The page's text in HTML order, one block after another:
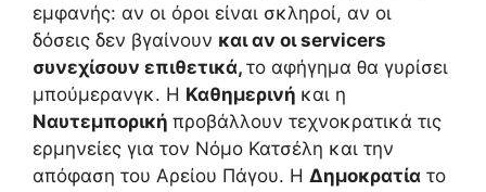
εμφανής: αν οι όροι είναι σκληροί, αν οι
δόσεις δεν βγαίνουν και αν οι servicers
συνεχίσουν επιθετικά, το αφήγημα θα γυρίσει
μπούμερανγκ. Η Καθημερινή και η
Ναυτεμπορική προβάλλουν τεχνοκρατικά τις
ερμηνείες για τον Νόμο Κατσέλη και την
απόφαση του Αρείου Πάγου. Η Δημοκρατία το